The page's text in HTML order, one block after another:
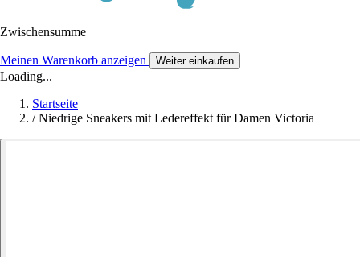
Zwischensumme
Meinen Warenkorb anzeigen Weiter einkaufen
Loading...
Startseite
/ Niedrige Sneakers mit Ledereffekt für Damen Victoria